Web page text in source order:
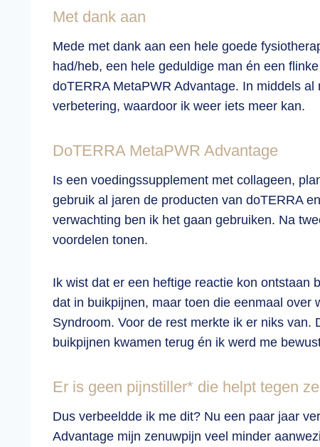
Met dank aan
Mede met dank aan een hele goede
had/heb, een hele geduldige man én een
doTERRA MetaPWR Advantage. In middels
verbetering, waardoor ik weer iets meer kan.
DoTERRA MetaPWR Advantage
Is een voedingssupplement met collageen,
gebruik al jaren de producten van doTERRA
verwachting ben ik het gaan gebruiken. Na
voordelen tonen.
Ik wist dat er een heftige reactie kon ontstaan
dat in buikpijnen, maar toen die eenmaal over
Syndroom. Voor de rest merkte ik er niks
buikpijnen kwamen terug én ik werd me
Er is geen pijnstiller* die helpt tegen
Dus verbeeldde ik me dit? Nu een paar jaar
Advantage mijn zenuwpijn veel minder